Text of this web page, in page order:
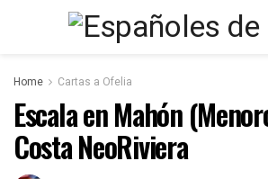
Home Cartas a Ofelia
Escala en Mahón
Costa NeoRiviera